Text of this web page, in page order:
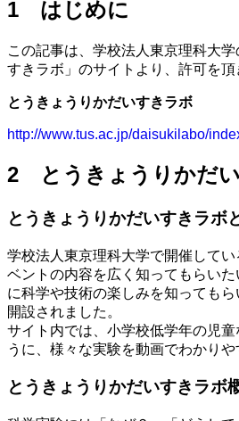
1 はじめに
この記事は、学校法人東京理科大
すきラボ」のサイトより、許可を頂
とうきょうりかだいすきラボ
http://www.tus.ac.jp/daisukilabo/
2 とうきょうりかだ
とうきょうりかだいすきラボ
学校法人東京理科大学で開催して
ベントの内容を広く知ってもらい
に科学や技術の楽しみを知ってもら
開設されました。
サイト内では、小学校低学年の児
うに、様々な実験を動画でわかりや
とうきょうりかだいすきラボ